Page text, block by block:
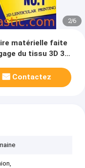
2/6
matérielle faite
du tissu 3D 3D
Contactez